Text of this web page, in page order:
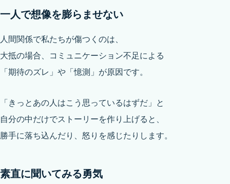
一人で想像を膨らませない
人間関係で私たちが傷つくのは、
大抵の場合、コミュニケーション不足による
「期待のズレ」や「憶測」が原因です。
「きっとあの人はこう思っているはずだ」と
自分の中だけでストーリーを作り上げると、
勝手に落ち込んだり、怒りを感じたりします。
素直に聞いてみる勇気